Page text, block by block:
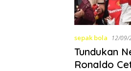
sepak bola 12/09/
Tundukan
Ronaldo